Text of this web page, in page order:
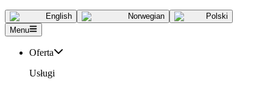
English Norwegian
Polski
Menu
Oferta
Usługi